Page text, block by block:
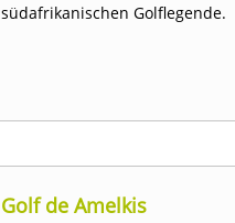
südafrikanischen Golflegende.
Golf de Amelkis